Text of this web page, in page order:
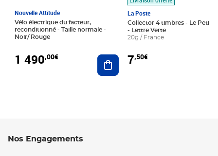
Nouvelle Attitude
Vélo électrique du facteur,
reconditionné - Taille normale -
Noir/ Rouge
1 490,00€ Ajouter au panier
La Poste
Collector 4 timbres - Le Petit
- Lettre Verte
20g / France
7,50€
Nos Engagements